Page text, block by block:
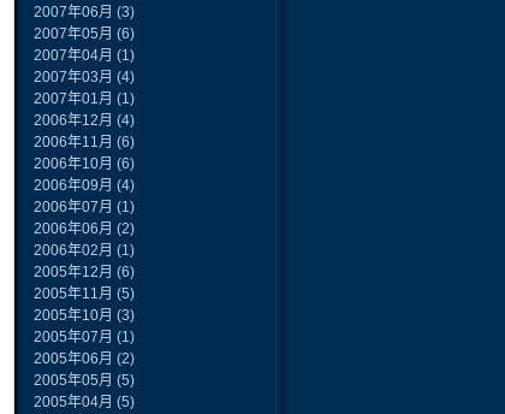
2007年06月 (3)
2007年05月 (6)
2007年04月 (1)
2007年03月 (4)
2007年01月 (1)
2006年12月 (4)
2006年11月 (6)
2006年10月 (6)
2006年09月 (4)
2006年07月 (1)
2006年06月 (2)
2006年02月 (1)
2005年12月 (6)
2005年11月 (5)
2005年10月 (3)
2005年07月 (1)
2005年06月 (2)
2005年05月 (5)
2005年04月 (5)